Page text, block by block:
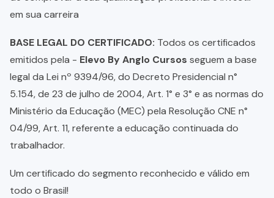
em sua carreira
BASE LEGAL DO CERTIFICADO: Todos os certificados
emitidos pela - Elevo By Anglo Cursos seguem a base
legal da Lei nº 9394/96, do Decreto Presidencial n°
5.154, de 23 de julho de 2004, Art. 1° e 3° e as normas do
Ministério da Educação (MEC) pela Resolução CNE n°
04/99, Art. 11, referente a educação continuada do
trabalhador.
Um certificado do segmento reconhecido e válido em
todo o Brasil!